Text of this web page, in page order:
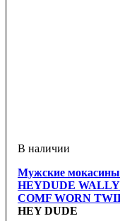
Мужские мокасины
HEYDUDE WALLY
COMF WORN
HEY DUDE